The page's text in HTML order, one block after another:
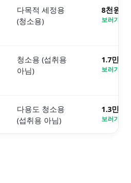
다목적 세정용
(청소용)
8천원대
보러가기
청소용 (섭취용
아님)
1.7만원
보러가기
다용도 청소용
(섭취용 아님)
1.3만원
보러가기